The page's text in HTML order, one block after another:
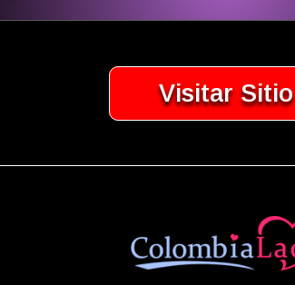
Visitar Sitio